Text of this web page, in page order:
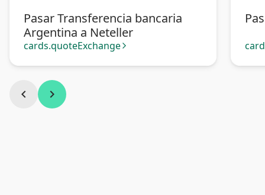
Pasar Transferencia bancaria
Argentina a Neteller
cards.quoteExchange arrow_forward_ios
chevron_left chevron_right